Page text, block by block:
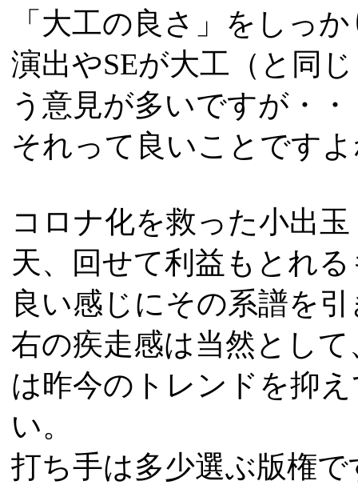
「大工の良さ」をしっ
演出やSEが大工（と同
う意見が多いですが・・
それって良いことです
コロナ化を救った小出
天、回せて利益もとれる
良い感じにその系譜を
右の疾走感は当然とし
は昨今のトレンドを抑
い。
打ち手は多少選ぶ版権